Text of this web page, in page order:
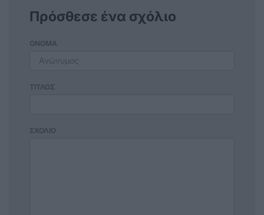
Πρόσθεσε ένα σχόλιο
ΟΝΟΜΑ
ΤΙΤΛΟΣ
ΣΧΟΛΙΟ